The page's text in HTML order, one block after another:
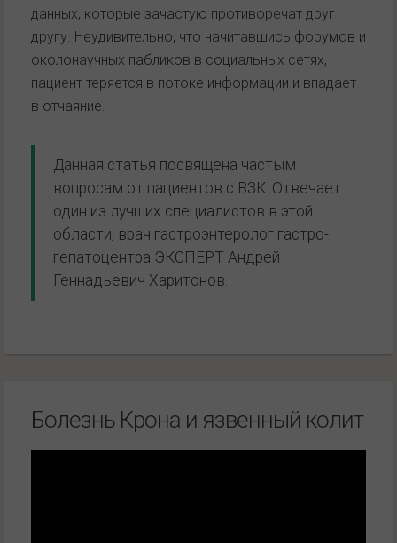
данных, которые зачастую противоречат друг
другу. Неудивительно, что начитавшись форумов и
околонаучных пабликов в социальных сетях,
пациент теряется в потоке информации и впадает
в отчаяние.
Данная статья посвящена частым
вопросам от пациентов с ВЗК. Отвечает
один из лучших специалистов в этой
области, врач гастроэнтеролог гастро-
гепатоцентра ЭКСПЕРТ Андрей
Геннадьевич Харитонов.
Болезнь Крона и язвенный колит